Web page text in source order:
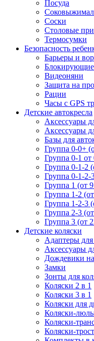
Посуда
Соски
Столовые
Термосумки
Безопасность
Барьеры и
Блокирующие
Видеоняни
Защита на
Рации
Часы с GPS
Детские автокресла
Аксессуары
Аксессуары
Базы для
Группа 0-0+
Группа 0-1 от
Группа 0-1-2
Группа 0-1-2-
Группа 1 (от
Группа 1-2
Группа 1-2-3
Группа 2-3
Группа 3 (от
Детские коляски
Адаптеры для
Аксессуары
Дождевики
Замки
Зонты для
Коляски 2 в 1
Коляски 3 в 1
Коляски для
Коляски-
Коляски-
Коляски-